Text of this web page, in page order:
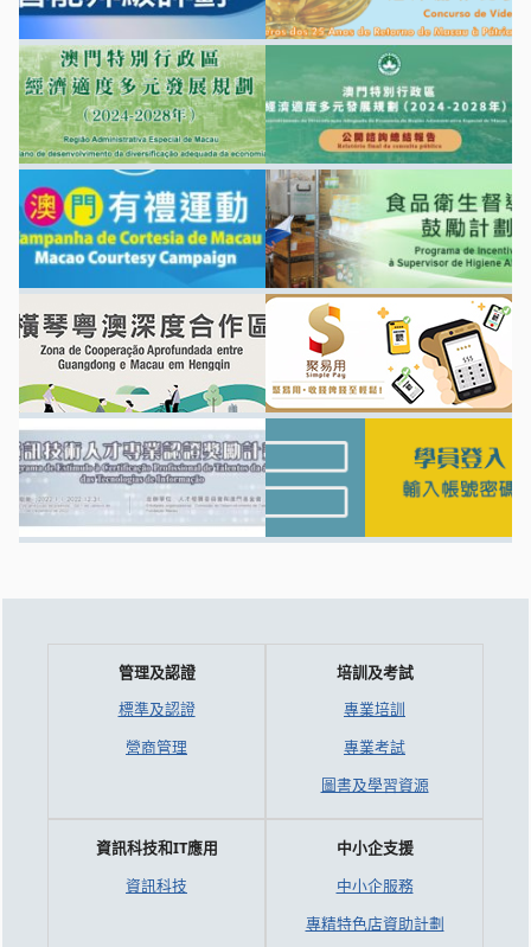
管理及認證
標準及認證
營商管理
培訓及考試
專業培訓
專業考試
圖書及學習資源
資訊科技和IT應用
資訊科技
中小企支援
中小企服務
專精特色店資助計劃